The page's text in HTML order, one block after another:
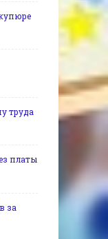
труда
платы
за